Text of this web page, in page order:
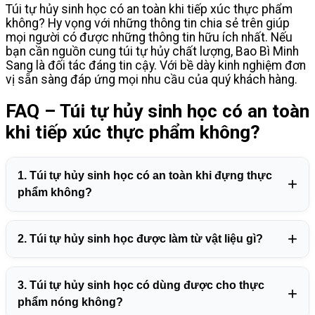
Túi tự hủy sinh học có an toàn khi tiếp xúc thực phẩm
không? Hy vọng với những thông tin chia sẻ trên giúp
mọi người có được những thông tin hữu ích nhất. Nếu
bạn cần nguồn cung túi tự hủy chất lượng, Bao Bì Minh
Sang là đối tác đáng tin cậy. Với bề dày kinh nghiệm đơn
vị sẵn sàng đáp ứng mọi nhu cầu của quý khách hàng.
FAQ – Túi tự hủy sinh học có an toàn
khi tiếp xúc thực phẩm không?
1. Túi tự hủy sinh học có an toàn khi đựng thực
phẩm không?
+
được sản xuất từ nhựa sinh học đạt chuẩn và có chứng
nhận an toàn thực phẩm theo quy định quốc tế.
2. Túi tự hủy sinh học được làm từ vật liệu gì? +
hoặc tinh bột tự nhiên, là các vật liệu không độc, không
3. Túi tự hủy sinh học có dùng được cho thực
phẩm nóng không?
+